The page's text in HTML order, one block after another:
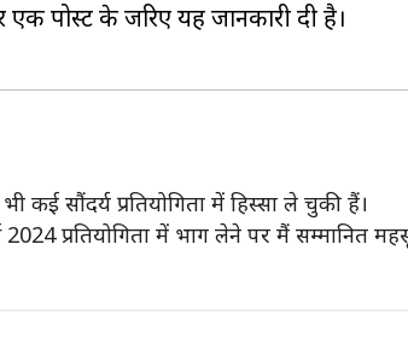
एक पोस्ट के जरिए यह जानकारी दी है।
सौंदर्य प्रतियोगिता में हिस्सा ले चुकी हैं।
प्रतियोगिता में भाग लेने पर मैं सम्मानित